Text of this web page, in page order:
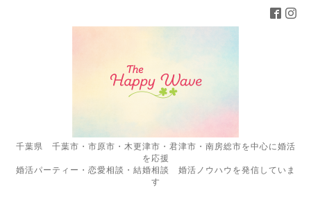
千葉県 千葉市・市原市・木更津市・君津市・南房総市を中心に婚活
を応援
婚活パーティー・恋愛相談・結婚相談 婚活ノウハウを発信していま
す